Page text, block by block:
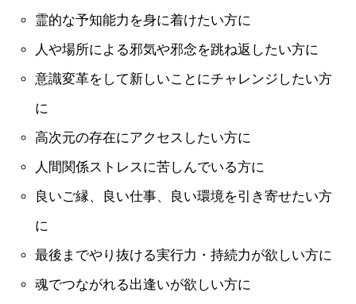
霊的な予知能力を身に着けたい方に
人や場所による邪気や邪念を跳ね返したい方に
意識変革をして新しいことにチャレンジしたい方
に
高次元の存在にアクセスしたい方に
人間関係ストレスに苦しんでいる方に
良いご縁、良い仕事、良い環境を引き寄せたい方
に
最後までやり抜ける実行力・持続力が欲しい方に
魂でつながれる出逢いが欲しい方に